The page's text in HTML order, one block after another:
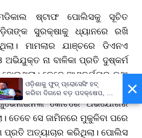
ଷ୍ଟାଫ ପୋଲିସକୁ ସୂଚିତ
ସୁରକ୍ଷାକୁ ଧ୍ୟାନରେ ରଖି
ମାମଲାର ଯାଞ୍ଚରେ ଡିଏନଏ
ଅଭିଯୁକ୍ତ ନା ବାଳିକା ପ୍ରତି ଦୁଷ୍କର୍ମ
ହୋଇଥିଲା। ତେବେ ଆଶ୍ଚର୍ଯ୍ୟର କଥା
ହଇରାଣ କରିବା ଅଭିଯୋଗରେ
କୋର୍ଟରେ ଅଭିଯୋଗର
ତେବେ ସେ ଜାମିନରେ ମୁକୁଳିବା ପରେ
ପ୍ରତି ଅତ୍ୟାଚାର କରିଥିଲା। ପୋଲିସ
×
ଓଡ଼ିଶାକୁ ଫୁଡ୍ ପ୍ରୋସେସିଂ ହବ୍
କରିବା ଦିଗରେ ବଡ଼ ପଦକ୍ଷେପ, ୪୨
ହଜାରରୁ ଅଧିକ ନିଯୁକ୍ତି ସୁଯୋଗ